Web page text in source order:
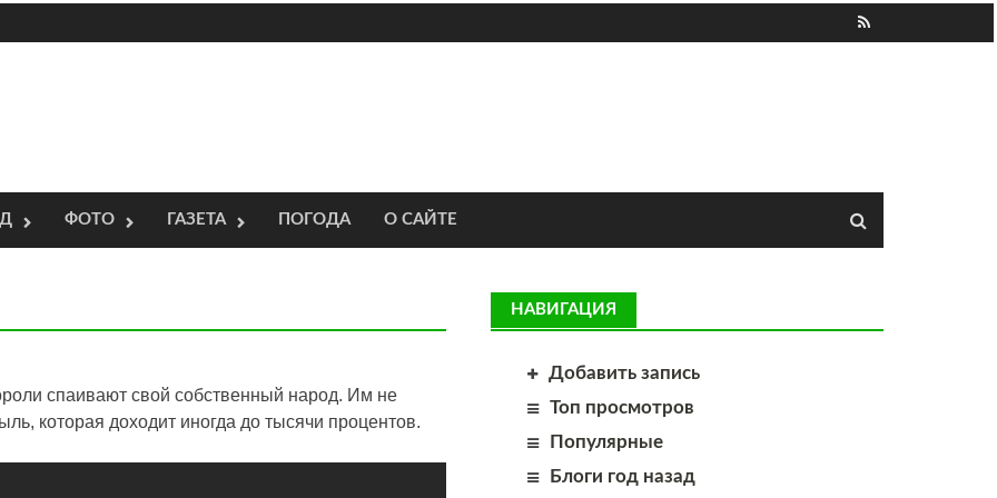
ФОТО ГАЗЕТА ПОГОДА О САЙТЕ
спаивают свой собственный народ. Им не
которая доходит иногда до тысячи процентов.
НАВИГАЦИЯ
Добавить запись
Топ просмотров
Популярные
Блоги год назад